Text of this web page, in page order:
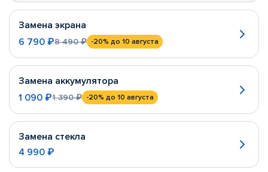
Замена экрана
6 790 ₽8 490 ₽ -20% до 10 августа
Замена аккумулятора
1 090 ₽1 390 ₽ -20% до 10 августа
Замена стекла
4 990 ₽